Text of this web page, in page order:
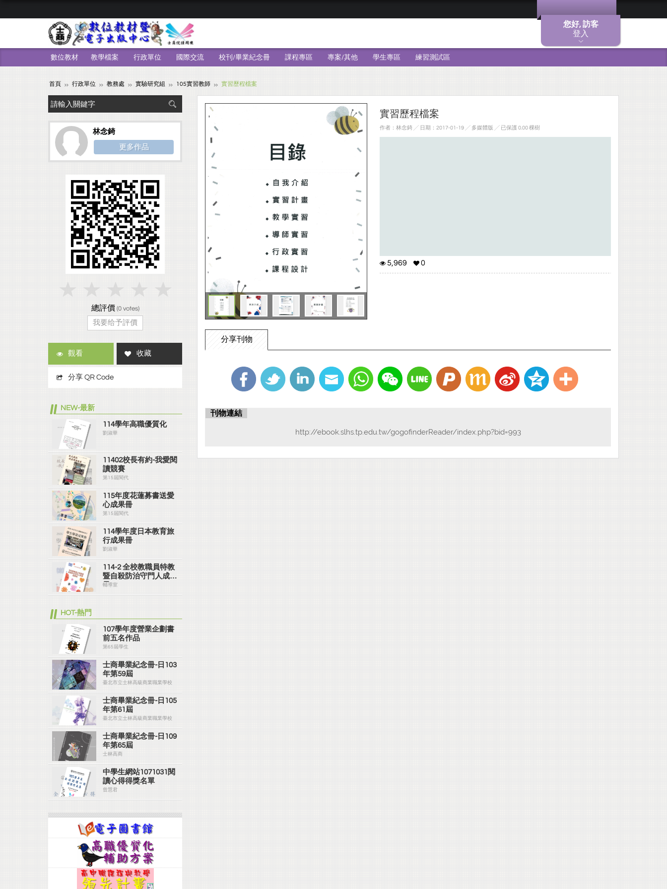
您好, 訪客
登入
數位教材 教學檔案 行政單位 國際交流 校刊/畢業紀念冊 課程專區 專案/其他 學生專區 練習測試區
首頁 行政單位 教務處 實驗研究組 105實習教師 實習歷程檔案
實習歷程檔案
作者：林念錡 ╱ 日期：2017-01-19 ╱ 多媒體版 ╱ 已保護 0.00 棵樹
5,969 0
分享刊物
刊物連結
http://ebook.slhs.tp.edu.tw/gogofinderReader/index.php?bid=993
林念錡
更多作品
總評價 (0votes)
我要给予評價
觀看 收藏
分享 QR Code
NEW-最新
114學年高職優質化
劉淑華
11402校長有約-我愛閱
讀競賽
第15屆閱代
115年度花蓮募書送愛
心成果冊
第15屆閱代
114學年度日本教育旅
行成果冊
劉淑華
114-2 全校教職員特教
暨自殺防治守門人成果
冊
輔導室
HOT-熱門
107學年度營業企劃書
前五名作品
第65屆學生
士商畢業紀念冊-日103
年第59屆
臺北市立士林高級商業職業學校
士商畢業紀念冊-日105
年第61屆
臺北市立士林高級商業職業學校
士商畢業紀念冊-日109
年第65屆
士林高商
中學生網站1071031閱
讀心得得獎名單
曾慧君